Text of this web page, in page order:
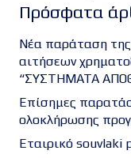
Πρόσφατα
Νέα παράταση
αιτήσεων
“ΣΥΣΤΗΜΑΤΑ
Επίσημες
ολοκλήρωσης
Εταιρικό souvlaki